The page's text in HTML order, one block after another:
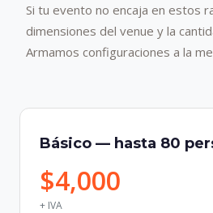
Si tu evento no encaja en estos
dimensiones del venue y la
Armamos configuraciones a la
Básico — hasta 80
$4,000
+ IVA